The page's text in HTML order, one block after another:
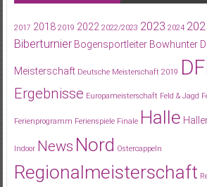
2017 2018 2019 2022 2022/2023 2023 2024
Biberturnier Bogensportleiter Bowhunter
Meisterschaft Deutsche Meisterschaft 2019
Ergebnisse Europameisterschaft Feld & Jagd
Ferienprogramm Ferienspiele Finale Halle
Indoor News Nord Ostercappeln
Regionalmeisterschaft